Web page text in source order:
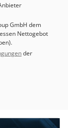
GmbH dem
Nettogebot
der